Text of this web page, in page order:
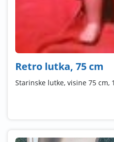
Retro lutka, 75 cm
Starinske lutke, visine 75 cm,